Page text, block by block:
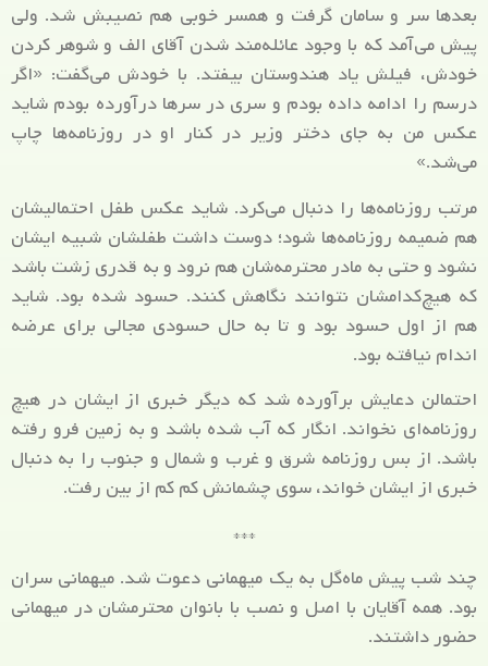
بعدها سر و سامان گرفت و همسر خوبی هم نصیبش شد. ولی
پیش می‌آمد که با وجود عائله‌مند شدن آقای الف و شوهر کردن
خودش، فیلش یاد هندوستان بیفتد. با خودش می‌گفت: «اگر
درسم را ادامه داده بودم و سری در سرها درآورده بودم شاید
عکس من به جای دختر وزیر در کنار او در روزنامه‌ها چاپ
می‌شد.»
مرتب روزنامه‌ها را دنبال می‌کرد. شاید عکس طفل احتمالیشان
هم ضمیمه روزنامه‌ها شود؛ دوست داشت طفلشان شبیه ایشان
نشود و حتی به مادر محترمه‌شان هم نرود و به قدری زشت باشد
که هیچ‌کدامشان نتوانند نگاهش کنند. حسود شده بود. شاید
هم از اول حسود بود و تا به حال حسودی مجالی برای عرضه
اندام نیافته بود.
احتمالن دعایش برآورده شد که دیگر خبری از ایشان در هیچ
روزنامه‌ای نخواند. انگار که آب شده باشد و به زمین فرو رفته
باشد. از بس روزنامه شرق و غرب و شمال و جنوب را به دنبال
خبری از ایشان خواند، سوی چشمانش کم کم از بین رفت.
***
چند شب پیش ماه‌گل به یک میهمانی دعوت شد. میهمانی سران
بود. همه آقایان با اصل و نصب با بانوان محترمشان در میهمانی
حضور داشتند.